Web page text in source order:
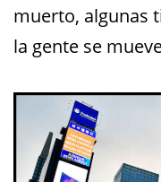
muerto, algunas
la gente se